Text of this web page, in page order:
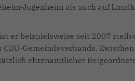
Jugenheim als auch auf
ist er beispielsweise seit 2007
CDU-Gemeindeverbands.
ehrenamtlicher